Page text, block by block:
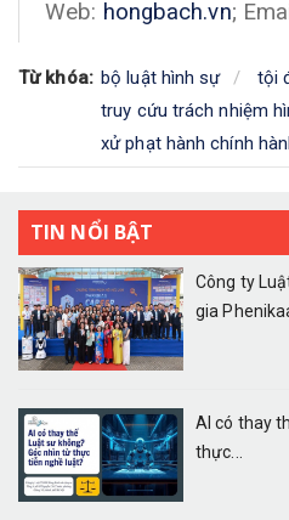
Web: hongbach.vn;
Từ khóa: bộ luật hình sự
tội
truy cứu trách nhiệm
xử phạt hành chính
TIN NỔI BẬT
Công ty
gia
AI có thay
thực...